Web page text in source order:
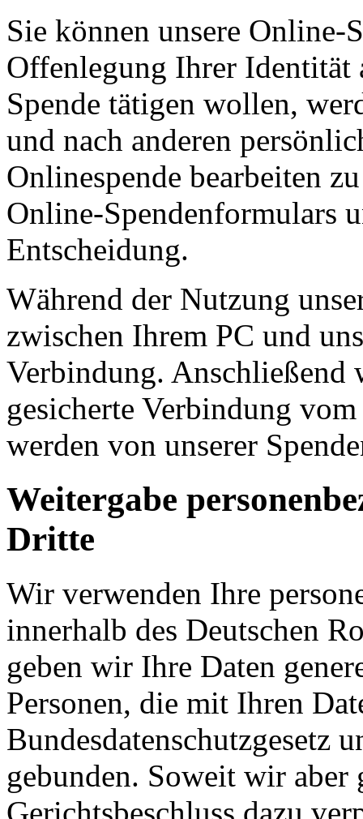
Sie können unsere Online-
Offenlegung Ihrer Identität
Spende tätigen wollen,
und nach anderen
Onlinespende bearbeiten
Online-Spendenformulars
Entscheidung.
Während der Nutzung
zwischen Ihrem PC und
Verbindung. Anschließend
gesicherte Verbindung
werden von unserer
Weitergabe
Dritte
Wir verwenden Ihre
innerhalb des Deutschen
geben wir Ihre Daten
Personen, die mit Ihren
Bundesdatenschutzgesetz
gebunden. Soweit wir aber